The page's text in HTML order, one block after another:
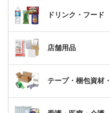
ドリンク・フード
店舗用品
テープ・梱包資材